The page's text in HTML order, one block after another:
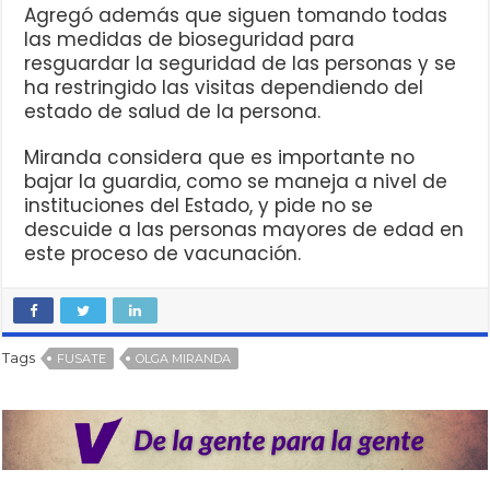
Agregó además que siguen tomando todas
las medidas de bioseguridad para
resguardar la seguridad de las personas y se
ha restringido las visitas dependiendo del
estado de salud de la persona.
Miranda considera que es importante no
bajar la guardia, como se maneja a nivel de
instituciones del Estado, y pide no se
descuide a las personas mayores de edad en
este proceso de vacunación.
Tags FUSATE OLGA MIRANDA